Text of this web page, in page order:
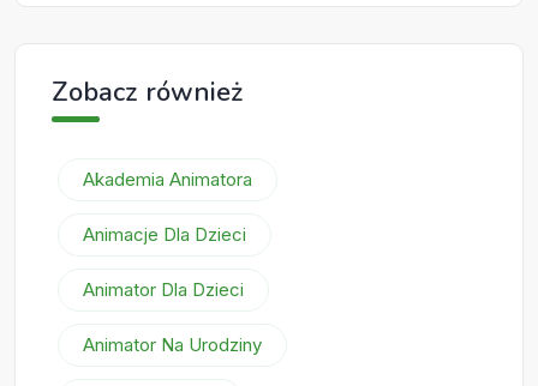
Zobacz również
Akademia Animatora
Animacje Dla Dzieci
Animator Dla Dzieci
Animator Na Urodziny